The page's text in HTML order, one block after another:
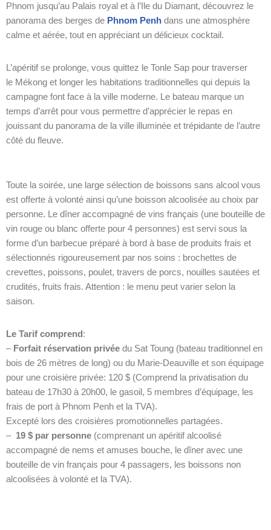
Phnom jusqu’au Palais royal et à l’Ile du Diamant, découvrez le
panorama des berges de Phnom Penh dans une atmosphère
calme et aérée, tout en appréciant un délicieux cocktail.
L’apéritif se prolonge, vous quittez le Tonle Sap pour traverser
le Mékong et longer les habitations traditionnelles qui depuis la
campagne font face à la ville moderne. Le bateau marque un
temps d’arrêt pour vous permettre d’apprécier le repas en
jouissant du panorama de la ville illuminée et trépidante de l’autre
côté du fleuve.
Toute la soirée, une large sélection de boissons sans alcool vous
est offerte à volonté ainsi qu’une boisson alcoolisée au choix par
personne. Le dîner accompagné de vins français (une bouteille de
vin rouge ou blanc offerte pour 4 personnes) est servi sous la
forme d’un barbecue préparé à bord à base de produits frais et
sélectionnés rigoureusement par nos soins : brochettes de
crevettes, poissons, poulet, travers de porcs, nouilles sautées et
crudités, fruits frais. Attention : le menu peut varier selon la
saison.
Le Tarif comprend:
– Forfait réservation privée du Sat Toung (bateau traditionnel en
bois de 26 mètres de long) ou du Marie-Deauville et son équipage
pour une croisière privée: 120 $ (Comprend la privatisation du
bateau de 17h30 à 20h00, le gasoil, 5 membres d’équipage, les
frais de port à Phnom Penh et la TVA).
Excepté lors des croisières promotionnelles partagées.
– 19 $ par personne (comprenant un apéritif alcoolisé
accompagné de nems et amuses bouche, le dîner avec une
bouteille de vin français pour 4 passagers, les boissons non
alcoolisées à volonté et la TVA).